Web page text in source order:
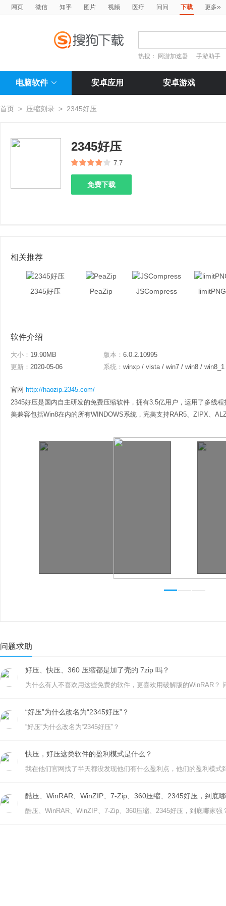
网页 微信 知乎 图片 视频 医疗 问问 下载 更多»
热搜： 网游加速器 手游助手
电脑软件 安卓应用 安卓游戏
首页 > 压缩刻录 > 2345好压
2345好压
7.7
免费下载
相关推荐
2345好压 PeaZip JSCompress limitPNG
软件介绍
大小： 19.90MB 版本： 6.0.2.10995
更新： 2020-05-06 系统： winxp / vista / win7 / win8 / win8_1
官网 http://haozip.2345.com/
2345好压是国内自主研发的免费压缩软件，拥有3.5亿用户，运用了多线
美兼容包括Win8在内的所有WINDOWS系统，完美支持RAR5、ZIPX、
问题求助
好压、快压、360 压缩都是加了壳的 7zip 吗？
“好压”为什么改名为“2345好压”？
“好压”为什么改名为“2345好压”？
快压，好压这类软件的盈利模式是什么？
我在他们官网找了半天都没发现他们有什么盈利点，他们的盈利模式
酷压、WinRAR、WinZIP、7-Zip、360压缩、2345好压，到底
酷压、WinRAR、WinZIP、7-Zip、360压缩、2345好压，到底哪家强